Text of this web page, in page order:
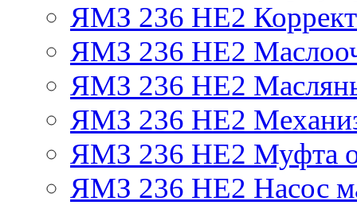
ЯМЗ 236 НЕ2
ЯМЗ 236 НЕ2
ЯМЗ 236 НЕ2
ЯМЗ 236 НЕ2
ЯМЗ 236 НЕ2 Муфта
ЯМЗ 236 НЕ2 Насос